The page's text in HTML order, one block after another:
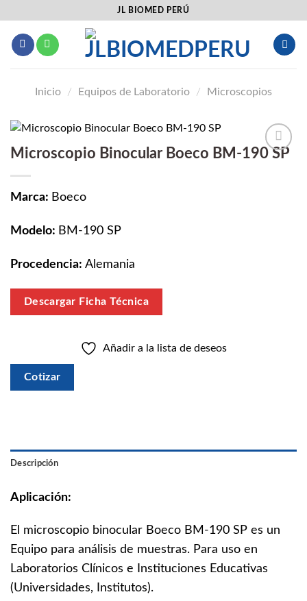
contenido
JL BIOMED PERÚ
Inicio / Equipos de Laboratorio / Microscopios
Microscopio Binocular Boeco BM-190 SP
Marca: Boeco
Modelo: BM-190 SP
Procedencia: Alemania
Descargar Ficha Técnica
Añadir a la lista de deseos
Cotizar
Descripción
Aplicación:
El microscopio binocular Boeco BM-190 SP es un
Equipo para análisis de muestras. Para uso en
Laboratorios Clínicos e Instituciones Educativas
(Universidades, Institutos).